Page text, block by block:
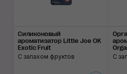
Силиконовый
ароматизатор Little Joe OK
Exotic Fruit
С запахом фруктов С